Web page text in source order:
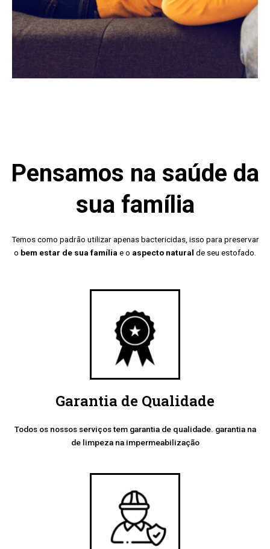
Pensamos na saúde da
sua família
Temos como padrão utilizar apenas bactericidas, isso para preservar
o bem estar de sua família e o aspecto natural de seu estofado.
Garantia de Qualidade
Todos os nossos serviços tem garantia de qualidade. garantia na
de limpeza na impermeabilização